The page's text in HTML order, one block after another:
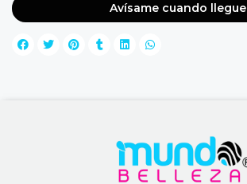
Avísame cuando llegue